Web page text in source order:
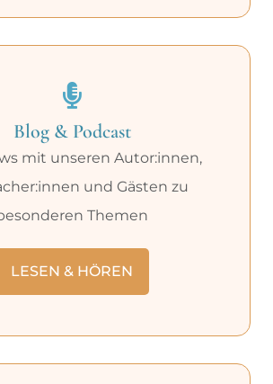
Blog & Podcast
mit unseren Autor:innen,
und Gästen zu
Themen
LESEN & HÖREN